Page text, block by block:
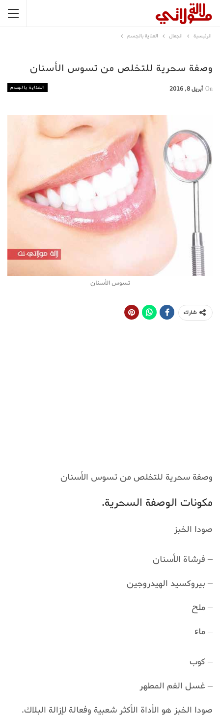
الرئيسية الجمال العناية بالجسم
وصفة سحرية للتخلص من تسوس الأسنان
العناية بالجسم On أبريل 8, 2016
تسوس الأسنان
شارك
وصفة سحرية للتخلص من تسوس الأسنان
مكونات الوصفة السحرية.
صودا الخبز
– فرشاة الأسنان
– بيروكسيد الهيدروجين
– ملح
– ماء
– كوب
– غسل الفم المطهر
صودا الخبز هو الأداة الأكثر شعبية وفعالة لإزالة البلاك.